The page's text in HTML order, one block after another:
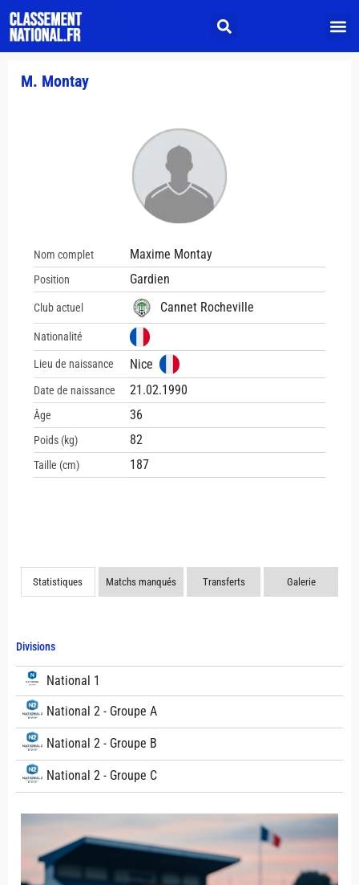
Divisions
National 1
National 2 - Groupe A
National 2 - Groupe B
National 2 - Groupe C
M. Montay
Nom complet Maxime Montay
Position Gardien
Club actuel Cannet Rocheville
Nationalité
Lieu de naissance Nice
Date de naissance 21.02.1990
Âge 36
Poids (kg) 82
Taille (cm) 187
Statistiques Matchs manqués Transferts Galerie